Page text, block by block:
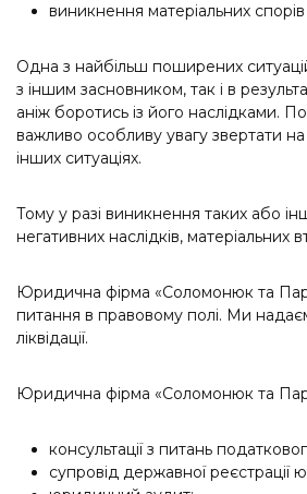
виникнення матеріальних
Одна з найбільш поширених
з іншим засновником, так і в
аніж боротись із його наслідками.
важливо особливу увагу звертати
інших ситуаціях.
Тому у разі виникнення таких або
негативних наслідків,
Юридична фірма «Соломонюк та
питання в правовому полі. Ми
ліквідації.
Юридична фірма «Соломонюк та
консультації з питань
супровід державної реєстрації